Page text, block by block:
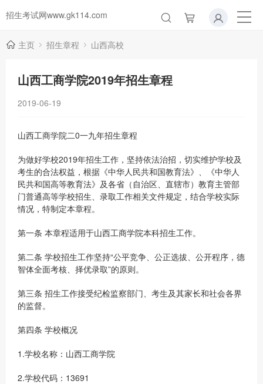
招生考试网www.gk114.com
主页 招生章程 山西高校
山西工商学院2019年招生章程
2019-06-19
山西工商学院二0一九年招生章程
为做好学校2019年招生工作，坚持依法治招，切实维护学校及
考生的合法权益，根据《中华人民共和国教育法》、《中华人
民共和国高等教育法》及各省（自治区、直辖市）教育主管部
门普通高等学校招生、录取工作相关文件规定，结合学校实际
情况，特制定本章程。
第一条 本章程适用于山西工商学院本科招生工作。
第二条 学校招生工作坚持“公平竞争、公正选拔、公开程序，德
智体全面考核、择优录取”的原则。
第三条 招生工作接受纪检监察部门、考生及其家长和社会各界
的监督。
第四条 学校概况
1.学校名称：山西工商学院
2.学校代码：13691